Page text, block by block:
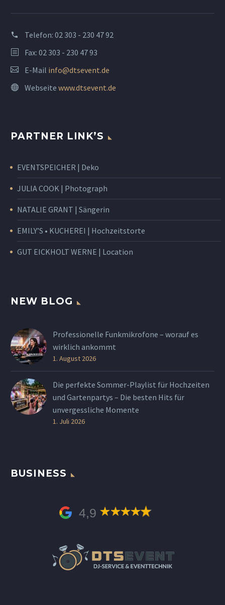
Telefon: 02 303 - 230 47 92
Fax: 02 303 - 230 47 93
E-Mail info@dtsevent.de
Webseite www.dtsevent.de
PARTNER LINK’S
EVENTSPEICHER | Deko
JULIA COOK | Photograph
NATALIE GRANT | Sängerin
EMILY’S • KUCHEREI | Hochzeitstorte
GUT EICKHOLT WERNE | Location
NEW BLOG
Professionelle Funkmikrofone – worauf es
wirklich ankommt
1. August 2026
Die perfekte Sommer-Playlist für Hochzeiten
und Gartenpartys – Die besten Hits für
unvergessliche Momente
1. Juli 2026
BUSINESS
4,9